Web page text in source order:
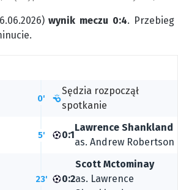
wynik meczu 0:4. Przebieg
0'
Sędzia rozpoczął
spotkanie
5' 0:1
Lawrence Shankland
as. Andrew Robertson
23' 0:2
Scott Mctominay
as. Lawrence